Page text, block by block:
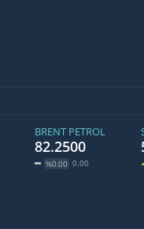
BRENT PETROL
82.2500
%0.00 0.00